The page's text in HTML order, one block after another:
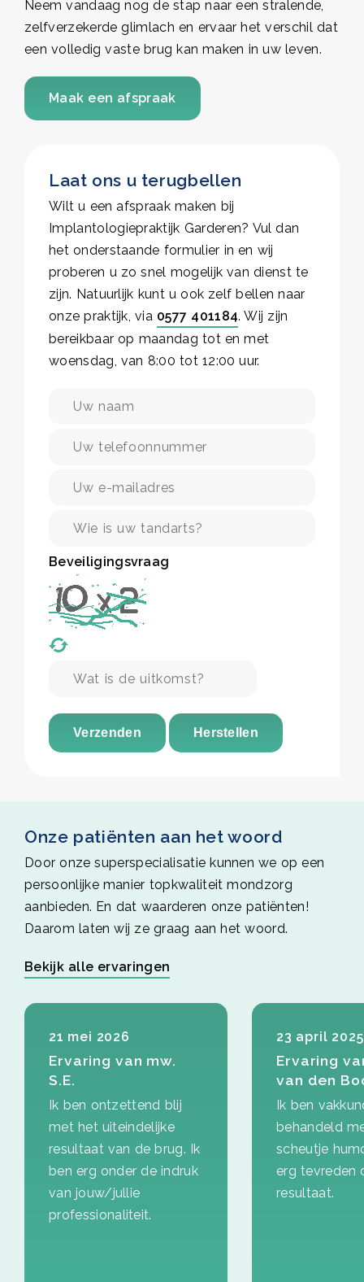
Neem vandaag nog de stap naar een stralende,
zelfverzekerde glimlach en ervaar het verschil dat
een volledig vaste brug kan maken in uw leven.
Maak een afspraak
Laat ons u terugbellen
Wilt u een afspraak maken bij
Implantologiepraktijk Garderen? Vul dan
het onderstaande formulier in en wij
proberen u zo snel mogelijk van dienst te
zijn. Natuurlijk kunt u ook zelf bellen naar
onze praktijk, via 0577 401184. Wij zijn
bereikbaar op maandag tot en met
woensdag, van 8:00 tot 12:00 uur.
Beveiligingsvraag
Verzenden Herstellen
Onze patiënten aan het woord
Door onze superspecialisatie kunnen we op een
persoonlijke manier topkwaliteit mondzorg
aanbieden. En dat waarderen onze patiënten!
Daarom laten wij ze graag aan het woord.
Bekijk alle ervaringen
21 mei 2026
Ervaring van mw.
S.E.
Ik ben ontzettend blij
met het uiteindelijke
resultaat van de brug. Ik
ben erg onder de indruk
van jouw/jullie
professionaliteit.
23 april 2025
Ervaring
van den
Ik ben
behandeld
scheutje
erg tevreden
resultaat.